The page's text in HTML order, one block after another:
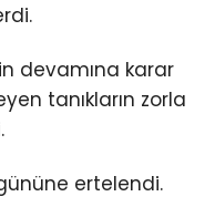
devamına karar
tanıkların zorla
ertelendi.